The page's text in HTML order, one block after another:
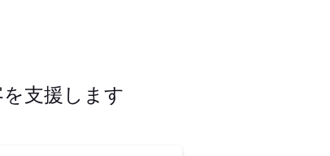
支援します